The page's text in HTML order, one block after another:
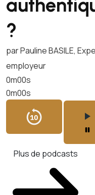
?
par Pauline BASILE,
employeur
0m00s
0m00s
Plus de podcasts